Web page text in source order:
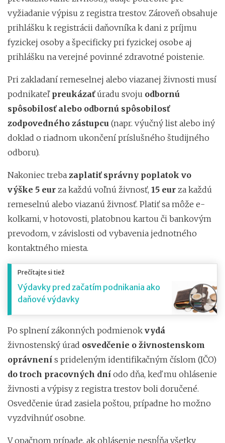
vyžiadanie výpisu z registra trestov. Zároveň obsahuje
prihlášku k registrácii daňovníka k dani z príjmu
fyzickej osoby a špecificky pri fyzickej osobe aj
prihlášku na verejné povinné zdravotné poistenie.
Pri zakladaní remeselnej alebo viazanej živnosti musí
podnikateľ preukázaťúradu svoju odbornú
spôsobilosť alebo odbornú spôsobilosť
zodpovedného zástupcu (napr. výučný list alebo iný
doklad o riadnom ukončení príslušného študijného
odboru).
Nakoniec treba zaplatiť správny poplatok vo
výške 5 eur za každú voľnú živnosť, 15 eur za každú
remeselnú alebo viazanú živnosť. Platiť sa môže e-
kolkami, v hotovosti, platobnou kartou či bankovým
prevodom, v závislosti od vybavenia jednotného
kontaktného miesta.
Prečítajte si tiež
Výdavky pred začatím podnikania ako
daňové výdavky
Po splnení zákonných podmienok vydá
živnostenský úrad osvedčenie o živnostenskom
oprávnení s prideleným identifikačným číslom (IČO)
do troch pracovných dní odo dňa, keď mu ohlásenie
živnosti a výpisy z registra trestov boli doručené.
Osvedčenie úrad zasiela poštou, prípadne ho možno
vyzdvihnúť osobne.
V opačnom prípade, ak ohlásenie nespĺňa všetky